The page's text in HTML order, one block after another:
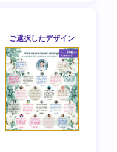
ご選択したデザイン